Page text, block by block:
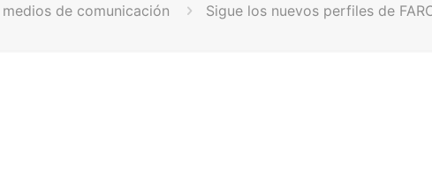
de comunicación Sigue los nuevos perfiles de